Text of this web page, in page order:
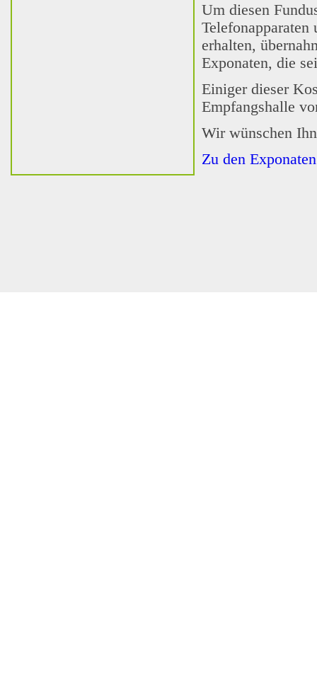
Um diesen
erhalten,
Exponaten, die
Einiger dieser
Empfangshalle
Wir wünschen
Zu den Exponaten